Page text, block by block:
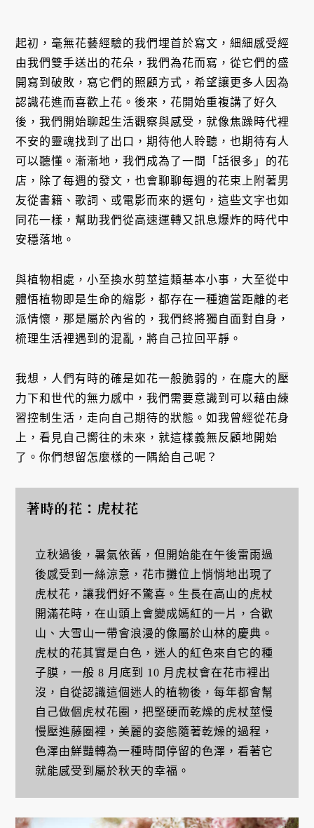
起初，毫無花藝經驗的我們埋首於寫文，細細感受經
由我們雙手送出的花朵，我們為花而寫，從它們的盛
開寫到破敗，寫它們的照顧方式，希望讓更多人因為
認識花進而喜歡上花。後來，花開始重複講了好久
後，我們開始聊起生活觀察與感受，就像焦躁時代裡
不安的靈魂找到了出口，期待他人聆聽，也期待有人
可以聽懂。漸漸地，我們成為了一間「話很多」的花
店，除了每週的發文，也會聊聊每週的花束上附著男
友從書籍、歌詞、或電影而來的選句，這些文字也如
同花一樣，幫助我們從高速運轉又訊息爆炸的時代中
安穩落地。
與植物相處，小至換水剪莖這類基本小事，大至從中
體悟植物即是生命的縮影，都存在一種適當距離的老
派情懷，那是屬於內省的，我們終將獨自面對自身，
梳理生活裡遇到的混亂，將自己拉回平靜。
我想，人們有時的確是如花一般脆弱的，在龐大的壓
力下和世代的無力感中，我們需要意識到可以藉由練
習控制生活，走向自己期待的狀態。如我曾經從花身
上，看見自己嚮往的未來，就這樣義無反顧地開始
了。你們想留怎麼樣的一隅給自己呢？
著時的花：虎杖花
立秋過後，暑氣依舊，但開始能在午後雷雨過
後感受到一絲涼意，花市攤位上悄悄地出現了
虎杖花，讓我們好不驚喜。生長在高山的虎杖
開滿花時，在山頭上會變成嫣紅的一片，合歡
山、大雪山一帶會浪漫的像屬於山林的慶典。
虎杖的花其實是白色，迷人的紅色來自它的種
子膜，一般 8 月底到 10 月虎杖會在花市裡出
沒，自從認識這個迷人的植物後，每年都會幫
自己做個虎杖花圈，把堅硬而乾燥的虎杖莖慢
慢壓進藤圈裡，美麗的姿態隨著乾燥的過程，
色澤由鮮豔轉為一種時間停留的色澤，看著它
就能感受到屬於秋天的幸福。